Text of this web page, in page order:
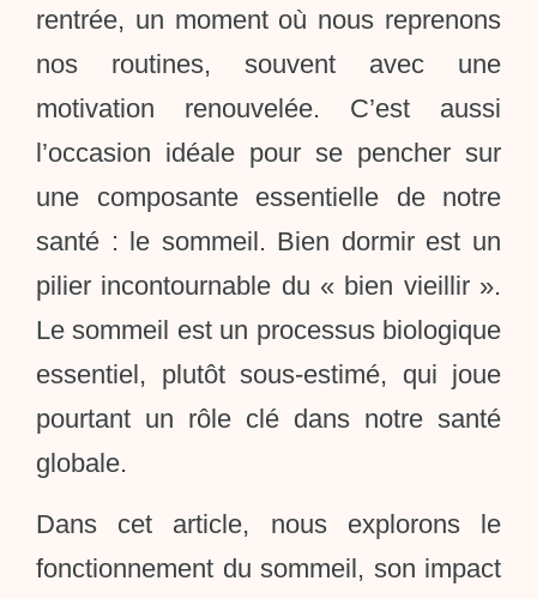
rentrée, un moment où nous reprenons
nos routines, souvent avec une
motivation renouvelée. C’est aussi
l’occasion idéale pour se pencher sur
une composante essentielle de notre
santé : le sommeil. Bien dormir est un
pilier incontournable du « bien vieillir ».
Le sommeil est un processus biologique
essentiel, plutôt sous-estimé, qui joue
pourtant un rôle clé dans notre santé
globale.
Dans cet article, nous explorons le
fonctionnement du sommeil, son impact